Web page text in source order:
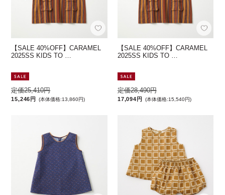
【SALE 40%OFF】CARAMEL
2025SS KIDS TO …
定価25,410円
15,246円 (本体価格:13,860円)
【SALE 40%OFF】CARAMEL
2025SS KIDS TO …
定価28,490円
17,094円 (本体価格:15,540円)